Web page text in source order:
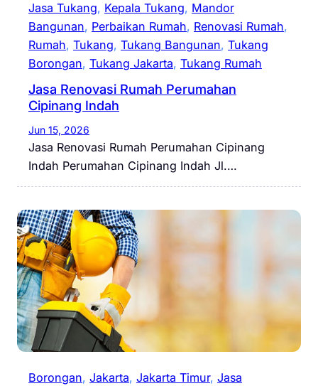
Jasa Tukang, Kepala Tukang, Mandor
Bangunan, Perbaikan Rumah, Renovasi Rumah
Rumah, Tukang, Tukang Bangunan, Tukang
Borongan, Tukang Jakarta, Tukang Rumah
Jasa Renovasi Rumah Perumahan
Cipinang Indah
Jun 15, 2026
Jasa Renovasi Rumah Perumahan Cipinang
Indah Perumahan Cipinang Indah Jl.…
Borongan, Jakarta, Jakarta Timur, Jasa